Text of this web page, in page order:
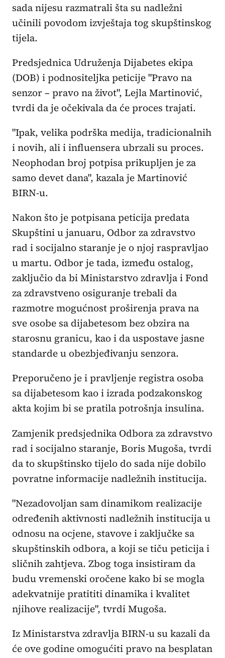
sada nijesu razmatrali šta su nadležni
učinili povodom izvještaja tog skupštinskog
tijela.
Predsjednica Udruženja Dijabetes ekipa
(DOB) i podnositeljka peticije "Pravo na
senzor – pravo na život", Lejla Martinović,
tvrdi da je očekivala da će proces trajati.
"Ipak, velika podrška medija, tradicionalnih
i novih, ali i influensera ubrzali su proces.
Neophodan broj potpisa prikupljen je za
samo devet dana", kazala je Martinović
BIRN-u.
Nakon što je potpisana peticija predata
Skupštini u januaru, Odbor za zdravstvo
rad i socijalno staranje je o njoj raspravljao
u martu. Odbor je tada, između ostalog,
zaključio da bi Ministarstvo zdravlja i Fond
za zdravstveno osiguranje trebali da
razmotre mogućnost proširenja prava na
sve osobe sa dijabetesom bez obzira na
starosnu granicu, kao i da uspostave jasne
standarde u obezbjeđivanju senzora.
Preporučeno je i pravljenje registra osoba
sa dijabetesom kao i izrada podzakonskog
akta kojim bi se pratila potrošnja insulina.
Zamjenik predsjednika Odbora za zdravstvo
rad i socijalno staranje, Boris Mugoša, tvrdi
da to skupštinsko tijelo do sada nije dobilo
povratne informacije nadležnih institucija.
"Nezadovoljan sam dinamikom realizacije
određenih aktivnosti nadležnih institucija u
odnosu na ocjene, stavove i zaključke sa
skupštinskih odbora, a koji se tiču peticija i
sličnih zahtjeva. Zbog toga insistiram da
budu vremenski oročene kako bi se mogla
adekvatnije pratititi dinamika i kvalitet
njihove realizacije", tvrdi Mugoša.
Iz Ministarstva zdravlja BIRN-u su kazali da
će ove godine omogućiti pravo na besplatan